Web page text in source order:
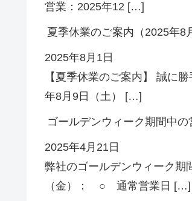
営業：2025年12 […]
夏季休業のご案内（2025年8
2025年8月1日
【夏季休業のご案内】 誠に
年8月9日（土） […]
ゴールデンウィーク期間中の
2025年4月21日
弊社のゴールデンウィーク期
（金）： ○ 通常営業日 […]